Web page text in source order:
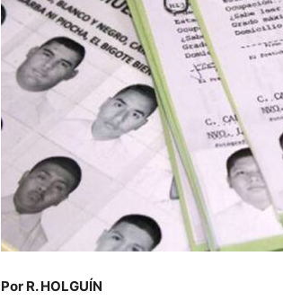
Por R. HOLGUÍN